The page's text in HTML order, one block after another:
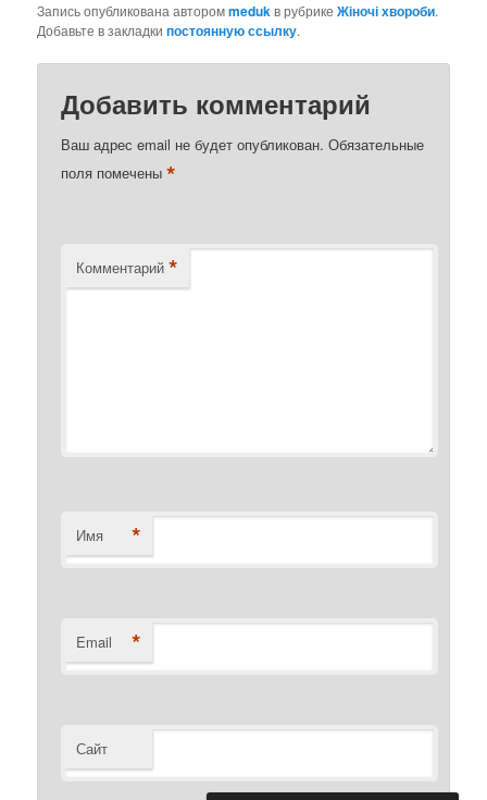
Запись опубликована авторомmedukв рубрикеЖіночі хвороби.
Добавьте в закладкипостоянную ссылку.
Добавить комментарий
Ваш адрес email не будет опубликован. Обязательные
поля помечены*
Комментарий *
Имя *
Email *
Сайт